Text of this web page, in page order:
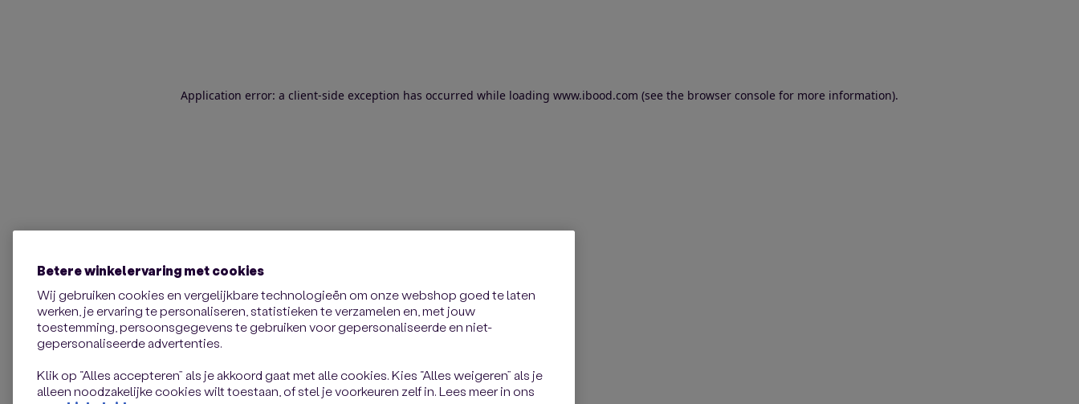
Application error: a client-side exception has occurred while loading www.ibood.com (see the browser console for more information).
Betere winkelervaring met cookies
Wij gebruiken cookies en vergelijkbare technologieën om onze webshop goed te laten
werken, je ervaring te personaliseren, statistieken te verzamelen en, met jouw
toestemming, persoonsgegevens te gebruiken voor gepersonaliseerde en niet-
gepersonaliseerde advertenties.
Klik op “Alles accepteren” als je akkoord gaat met alle cookies. Kies “Alles weigeren” als je
alleen noodzakelijke cookies wilt toestaan, of stel je voorkeuren zelf in. Lees meer in ons